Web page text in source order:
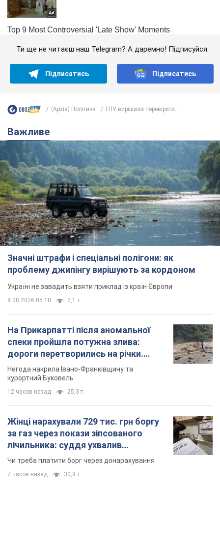
Ти ще не читаєш наш Telegram? А даремно! Підписуйся
Підписатись Підписатись
(Архів) Політика ГПУ вирішила перевірити...
Важливе
Значні штрафи і спеціальні полігони: як
проблему джипінгу вирішують за кордоном
Україні не завадить взяти приклад із країн Європи
8.08.2026 05:10 2,1 т.
На Прикарпатті після аномальної
спеки пройшла потужна злива:
дороги перетворились на річки.
Відео
Негода накрила Івано-Франківщину та
курортний Буковель
12 часов назад 25,3 т.
Жінці нарахували 729 тис. грн боргу
за газ через покази зіпсованого
лічильника: суддя ухвалив
неочікуване рішення
Чи треба платити борг через донарахування
7 часов назад 30,9 т.